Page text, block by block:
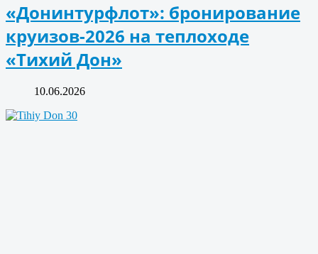
«Донинтурфлот»: бронирование
круизов-2026 на теплоходе
«Тихий Дон»
10.06.2026